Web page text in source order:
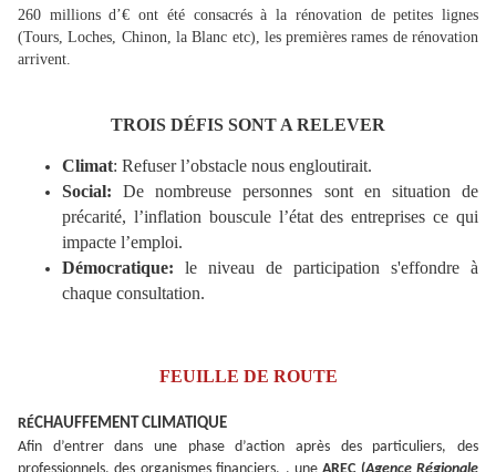
260 millions d’€ ont été consacrés à la rénovation de petites lignes
(Tours, Loches, Chinon, la Blanc etc), les premières rames de rénovation
arrivent.
TROIS DÉFIS SONT A RELEVER
Climat: Refuser l’obstacle nous engloutirait.
Social:De nombreuse personnes sont en situation de
précarité, l’inflation bouscule l’état des entreprises ce qui
impacte l’emploi.
Démocratique: le niveau de participation s'effondre à
chaque consultation.
FEUILLE DE ROUTE
RÉCHAUFFEMENT CLIMATIQUE
Afin d’entrer dans une phase d’action après des particuliers, des